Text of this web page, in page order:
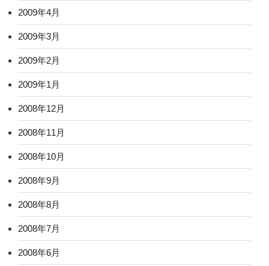
2009年4月
2009年3月
2009年2月
2009年1月
2008年12月
2008年11月
2008年10月
2008年9月
2008年8月
2008年7月
2008年6月